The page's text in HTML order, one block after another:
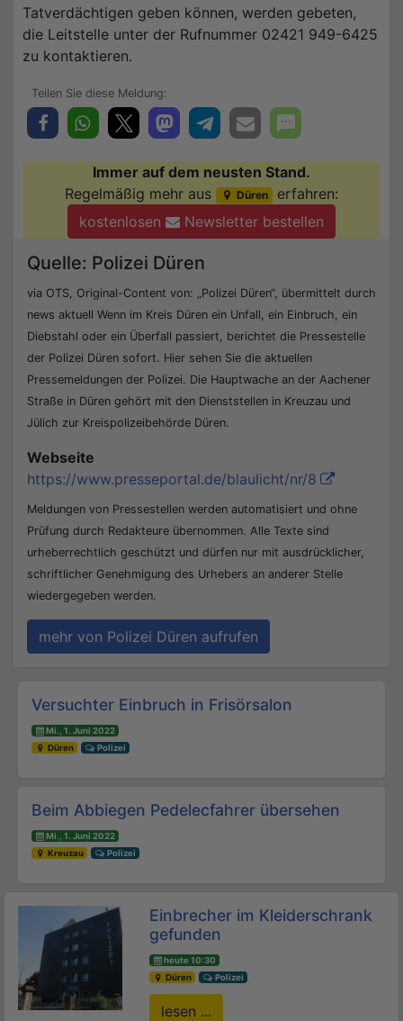
Tatverdächtigen geben können, werden gebeten,
die Leitstelle unter der Rufnummer 02421 949-6425
zu kontaktieren.
Immer auf dem neusten Stand.
Regelmäßig mehr aus
Düren
erfahren:
kostenlosen
Newsletter bestellen
Quelle: Polizei Düren
via OTS, Original-Content von: „Polizei Düren“, übermittelt durch
news aktuell Wenn im Kreis Düren ein Unfall, ein Einbruch, ein
Diebstahl oder ein Überfall passiert, berichtet die Pressestelle
der Polizei Düren sofort. Hier sehen Sie die aktuellen
Pressemeldungen der Polizei. Die Hauptwache an der Aachener
Straße in Düren gehört mit den Dienststellen in Kreuzau und
Jülich zur Kreispolizeibehörde Düren.
Webseite
https://www.presseportal.de/blaulicht/nr/8
Meldungen von Pressestellen werden automatisiert und ohne
Prüfung durch Redakteure übernommen. Alle Texte sind
urheberrechtlich geschützt und dürfen nur mit ausdrücklicher,
schriftlicher Genehmigung des Urhebers an anderer Stelle
wiedergegeben werden.
mehr von Polizei Düren aufrufen
Beitrags-Navigation
Versuchter Einbruch in Frisörsalon
Mi., 1. Juni 2022
Düren
Polizei
Beim Abbiegen Pedelecfahrer übersehen
Mi., 1. Juni 2022
Kreuzau
Polizei
Einbrecher im Kleiderschrank
gefunden
heute 10:30
Düren
Polizei
lesen ...